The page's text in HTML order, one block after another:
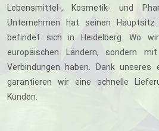
Lebensmittel-, Kosmetik- und
Unternehmen hat seinen
befindet sich in Heidelberg. Wo
europäischen Ländern, sondern
Verbindungen haben. Dank
garantieren wir eine schnelle
Kunden.